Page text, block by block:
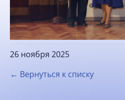
26 ноября 2025
← Вернуться к списку